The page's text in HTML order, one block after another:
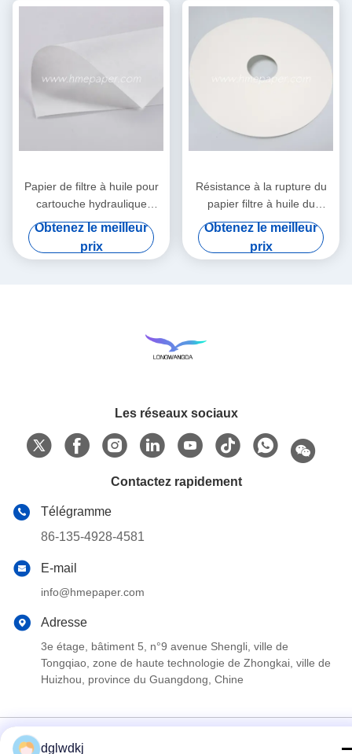
Papier de filtre à huile pour
cartouche hydraulique
polyvalent pour systèmes de
Obtenez le meilleur
prix
Résistance à la rupture du
papier filtre à huile du
compresseur d'air ≥ 20n/cm
Obtenez le meilleur
prix
Les réseaux sociaux
Contactez rapidement
Télégramme
86-135-4928-4581
E-mail
info@hmepaper.com
Adresse
3e étage, bâtiment 5, n°9 avenue Shengli, ville de
Tongqiao, zone de haute technologie de Zhongkai, ville de
Huizhou, province du Guangdong, Chine
dglwdkj